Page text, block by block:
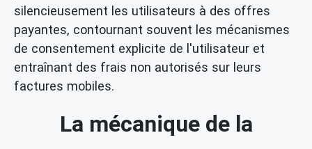
silencieusement les utilisateurs à des offres
payantes, contournant souvent les mécanismes
de consentement explicite de l'utilisateur et
entraînant des frais non autorisés sur leurs
factures mobiles.
La mécanique de la